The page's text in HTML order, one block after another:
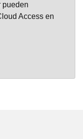
pueden
Access en